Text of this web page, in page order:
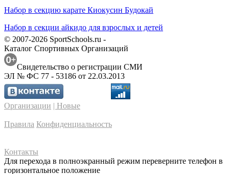
Набор в секцию карате Киокусин Будокай
Набор в секции айкидо для взрослых и детей
© 2007-2026 SportSchools.ru -
Каталог Спортивных Организаций
Свидетельство о регистрации СМИ
ЭЛ № ФС 77 - 53186 от 22.03.2013
Организации | Новые
Правила Конфиденциальность
Контакты
Для перехода в полноэкранный режим переверните телефон в
горизонтальное положение